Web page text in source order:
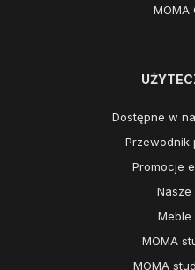
MOMA
Dostępne w
Przewodnik
Promocje
Nasze
Meble
MOMA
MOMA